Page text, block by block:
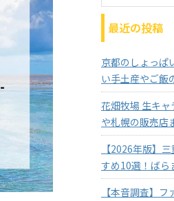
最近の投稿
京都のしょっぱ
い手土産やご飯
花畑牧場 生キ
や札幌の販売店
【2026年版】
すめ10選！ばら
【本音調査】